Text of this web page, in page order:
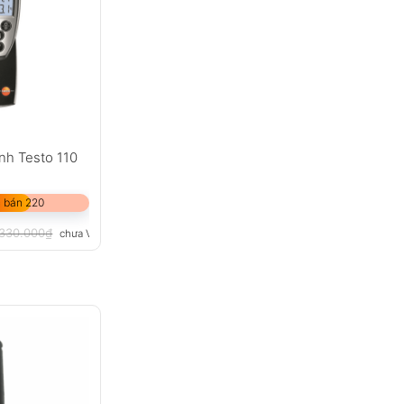
Testo 110
bán 220
₫ chưa VAT 8%